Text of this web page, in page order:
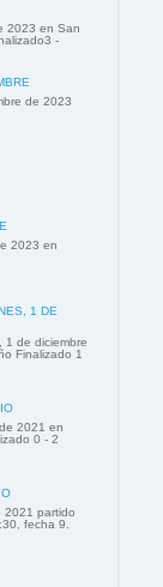
2023 en San
-
de 2023
2023 en
1 DE
1 de diciembre
Finalizado 1
2021 en
0 - 2
2021 partido
fecha 9.